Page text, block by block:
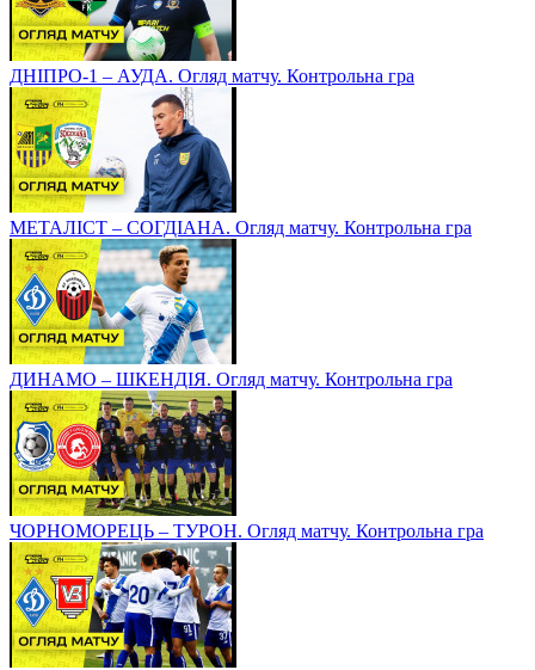
ДНІПРО-1 – АУДА. Огляд матчу. Контрольна гра
МЕТАЛІСТ – СОГДІАНА. Огляд матчу. Контрольна гра
ДИНАМО – ШКЕНДІЯ. Огляд матчу. Контрольна гра
ЧОРНОМОРЕЦЬ – ТУРОН. Огляд матчу. Контрольна гра